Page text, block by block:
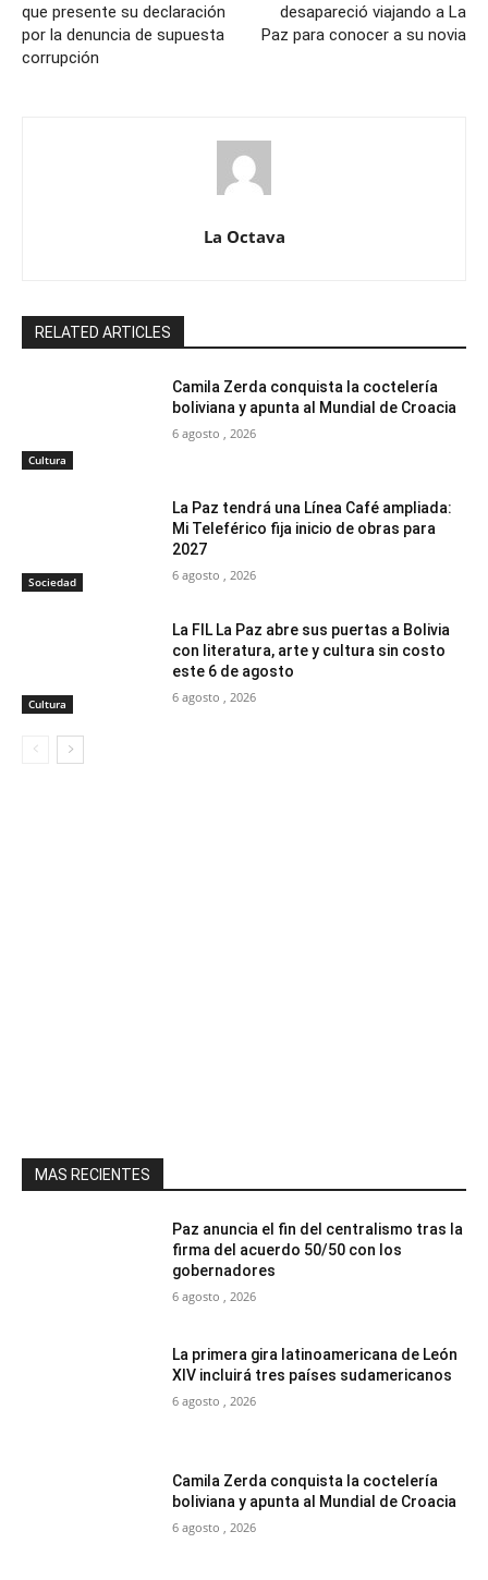
que presente su declaración
por la denuncia de supuesta
corrupción
desapareció viajando a La
Paz para conocer a su novia
La Octava
RELATED ARTICLES
Cultura
Camila Zerda conquista la coctelería
boliviana y apunta al Mundial de Croacia
6 agosto , 2026
Sociedad
La Paz tendrá una Línea Café ampliada:
Mi Teleférico fija inicio de obras para
2027
6 agosto , 2026
Cultura
La FIL La Paz abre sus puertas a Bolivia
con literatura, arte y cultura sin costo
este 6 de agosto
6 agosto , 2026
MAS RECIENTES
Paz anuncia el fin del centralismo tras la
firma del acuerdo 50/50 con los
gobernadores
6 agosto , 2026
La primera gira latinoamericana de León
XIV incluirá tres países sudamericanos
6 agosto , 2026
Camila Zerda conquista la coctelería
boliviana y apunta al Mundial de Croacia
6 agosto , 2026